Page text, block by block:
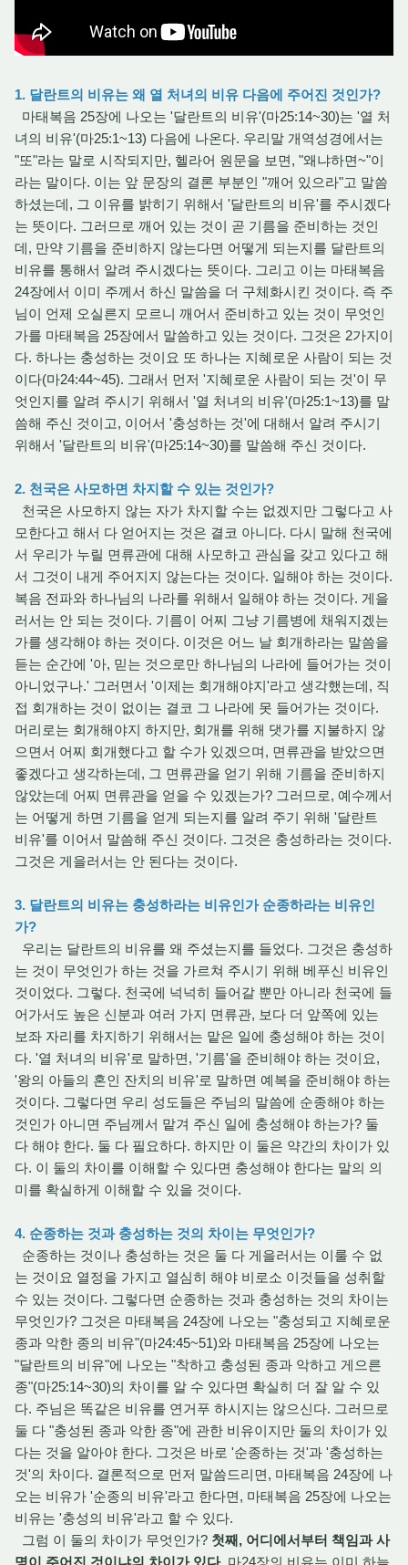
1. 달란트의 비유는 왜 열 처녀의 비유 다음에 주어진 것인가?
마태복음 25장에 나오는 '달란트의 비유'(마25:14~30)는 '열 처
녀의 비유'(마25:1~13) 다음에 나온다. 우리말 개역성경에서는
"또"라는 말로 시작되지만, 헬라어 원문을 보면, "왜냐하면~"이
라는 말이다. 이는 앞 문장의 결론 부분인 "깨어 있으라"고 말씀
하셨는데, 그 이유를 밝히기 위해서 '달란트의 비유'를 주시겠다
는 뜻이다. 그러므로 깨어 있는 것이 곧 기름을 준비하는 것인
데, 만약 기름을 준비하지 않는다면 어떻게 되는지를 달란트의
비유를 통해서 알려 주시겠다는 뜻이다. 그리고 이는 마태복음
24장에서 이미 주께서 하신 말씀을 더 구체화시킨 것이다. 즉 주
님이 언제 오실른지 모르니 깨어서 준비하고 있는 것이 무엇인
가를 마태복음 25장에서 말씀하고 있는 것이다. 그것은 2가지이
다. 하나는 충성하는 것이요 또 하나는 지혜로운 사람이 되는 것
이다(마24:44~45). 그래서 먼저 '지혜로운 사람이 되는 것'이 무
엇인지를 알려 주시기 위해서 '열 처녀의 비유'(마25:1~13)를 말
씀해 주신 것이고, 이어서 '충성하는 것'에 대해서 알려 주시기
위해서 '달란트의 비유'(마25:14~30)를 말씀해 주신 것이다.
2. 천국은 사모하면 차지할 수 있는 것인가?
천국은 사모하지 않는 자가 차지할 수는 없겠지만 그렇다고 사
모한다고 해서 다 얻어지는 것은 결코 아니다. 다시 말해 천국에
서 우리가 누릴 면류관에 대해 사모하고 관심을 갖고 있다고 해
서 그것이 내게 주어지지 않는다는 것이다. 일해야 하는 것이다.
복음 전파와 하나님의 나라를 위해서 일해야 하는 것이다. 게을
러서는 안 되는 것이다. 기름이 어찌 그냥 기름병에 채워지겠는
가를 생각해야 하는 것이다. 이것은 어느 날 회개하라는 말씀을
듣는 순간에 '아, 믿는 것으로만 하나님의 나라에 들어가는 것이
아니었구나.' 그러면서 '이제는 회개해야지'라고 생각했는데, 직
접 회개하는 것이 없이는 결코 그 나라에 못 들어가는 것이다.
머리로는 회개해야지 하지만, 회개를 위해 댓가를 지불하지 않
으면서 어찌 회개했다고 할 수가 있겠으며, 면류관을 받았으면
좋겠다고 생각하는데, 그 면류관을 얻기 위해 기름을 준비하지
않았는데 어찌 면류관을 얻을 수 있겠는가? 그러므로, 예수께서
는 어떻게 하면 기름을 얻게 되는지를 알려 주기 위해 '달란트
비유'를 이어서 말씀해 주신 것이다. 그것은 충성하라는 것이다.
그것은 게을러서는 안 된다는 것이다.
3. 달란트의 비유는 충성하라는 비유인가 순종하라는 비유인
가?
우리는 달란트의 비유를 왜 주셨는지를 들었다. 그것은 충성하
는 것이 무엇인가 하는 것을 가르쳐 주시기 위해 베푸신 비유인
것이었다. 그렇다. 천국에 넉넉히 들어갈 뿐만 아니라 천국에 들
어가서도 높은 신분과 여러 가지 면류관, 보다 더 앞쪽에 있는
보좌 자리를 차지하기 위해서는 맡은 일에 충성해야 하는 것이
다. '열 처녀의 비유'로 말하면, '기름'을 준비해야 하는 것이요,
'왕의 아들의 혼인 잔치의 비유'로 말하면 예복을 준비해야 하는
것이다. 그렇다면 우리 성도들은 주님의 말씀에 순종해야 하는
것인가 아니면 주님께서 맡겨 주신 일에 충성해야 하는가? 둘
다 해야 한다. 둘 다 필요하다. 하지만 이 둘은 약간의 차이가 있
다. 이 둘의 차이를 이해할 수 있다면 충성해야 한다는 말의 의
미를 확실하게 이해할 수 있을 것이다.
4. 순종하는 것과 충성하는 것의 차이는 무엇인가?
순종하는 것이나 충성하는 것은 둘 다 게을러서는 이룰 수 없
는 것이요 열정을 가지고 열심히 해야 비로소 이것들을 성취할
수 있는 것이다. 그렇다면 순종하는 것과 충성하는 것의 차이는
무엇인가? 그것은 마태복음 24장에 나오는 "충성되고 지혜로운
종과 악한 종의 비유"(마24:45~51)와 마태복음 25장에 나오는
"달란트의 비유"에 나오는 "착하고 충성된 종과 악하고 게으른
종"(마25:14~30)의 차이를 알 수 있다면 확실히 더 잘 알 수 있
다. 주님은 똑같은 비유를 연거푸 하시지는 않으신다. 그러므로
둘 다 "충성된 종과 악한 종"에 관한 비유이지만 둘의 차이가 있
다는 것을 알아야 한다. 그것은 바로 '순종하는 것'과 '충성하는
것'의 차이다. 결론적으로 먼저 말씀드리면, 마태복음 24장에 나
오는 비유가 '순종의 비유'라고 한다면, 마태복음 25장에 나오는
비유는 '충성의 비유'라고 할 수 있다.
그럼 이 둘의 차이가 무엇인가? 첫째, 어디에서부터 책임과 사
명이 주어진 것이냐의 차이가 있다. 마24장의 비유는 이미 하늘